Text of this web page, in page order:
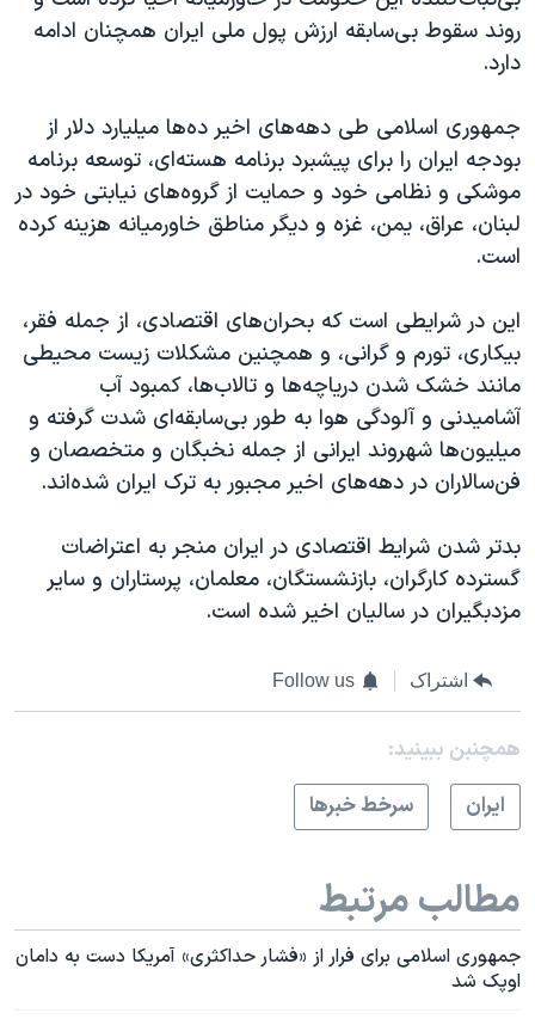
روند سقوط بی‌سابقه ارزش پول ملی ایران همچنان ادامه
دارد.
جمهوری اسلامی طی دهه‌های اخیر ده‌ها میلیارد دلار از
بودجه ایران را برای پیشبرد برنامه هسته‌ای، توسعه برنامه
موشکی و نظامی خود و حمایت از گروه‌های نیابتی خود در
لبنان، عراق، یمن، غزه و دیگر مناطق خاورمیانه هزینه کرده
است.
این در شرایطی است که بحران‌های اقتصادی، از جمله فقر،
بیکاری، تورم و گرانی، و همچنین مشکلات زیست محیطی
مانند خشک شدن دریاچه‌ها و تالاب‌ها، کمبود آب
آشامیدنی و آلودگی هوا به طور بی‌سابقه‌ای شدت گرفته و
میلیون‌ها شهروند ایرانی از جمله نخبگان و متخصصان و
فن‌سالاران در دهه‌های اخیر مجبور به ترک ایران شده‌اند.
بدتر شدن شرایط اقتصادی در ایران منجر به اعتراضات
گسترده کارگران، بازنشستگان، معلمان، پرستاران و سایر
مزدبگیران در سالیان اخیر شده است.
اشتراک Follow us
همچنبن ببینید:
ايران
سرخط خبرها
مطالب مرتبط
جمهوری اسلامی برای فرار از «فشار حداکثری» آمریکا دست به دامان
اوپک شد